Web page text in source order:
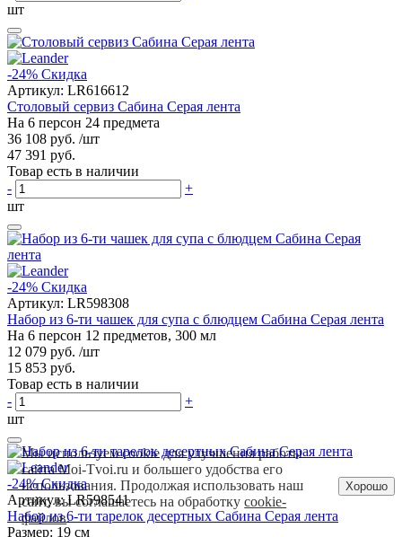
шт
-24% Скидка
Артикул: LR616612
Столовый сервиз Сабина Серая лента
На 6 персон 24 предмета
36 108 руб. /шт
47 391 руб.
Товар есть в наличии
-
+
шт
-24% Скидка
Артикул: LR598308
Набор из 6-ти чашек для супа с блюдцем Сабина Серая лента
На 6 персон 12 предметов, 300 мл
12 079 руб. /шт
15 853 руб.
Товар есть в наличии
-
+
шт
-24% Скидка
Артикул:LR598541
Набор из 6-ти тарелок десертных Сабина Серая лента
Размер: 19 см
Мы используем cookie для улучшения работы
сайта Moi-Tvoi.ru и большего удобства его
использования. Продолжая использовать наш
сайт, вы соглашаетесь на обработкуcookie-
файлов.
Хорошо